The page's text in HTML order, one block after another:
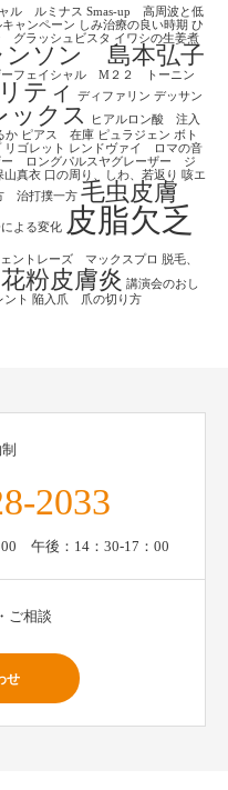
ル ルミナス Smas-up 高周波と低
ャンペーン しみ治療の良い時期 ひ
グラッシュビスタ イワシの生姜煮
ンソン 島本弘子
フェイシャル M２２ トーニン
ティ ディファリン デッサン
ックス
ヒアルロン酸 注入
か ピアス 在庫 ピュラジェン ボト
リゴレット レンドヴァイ ロマの音
ー ロングパルスヤグレーザー ジ
山真衣 口の周り、しわ、若返り 咳エ
治打撲一方 毛虫皮膚
よる変化
皮脂欠乏
ントレーズ マックスプロ
脱毛、
花粉皮膚炎 講演会のおし
ト 陥入爪 爪の切り方
2033
00 午後：14：30-17：00
ご相談
せ